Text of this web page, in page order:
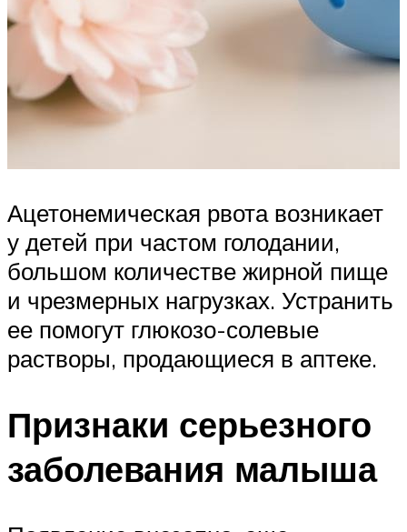
Ацетонемическая рвота возникает
у детей при частом голодании,
большом количестве жирной пище
и чрезмерных нагрузках. Устранить
ее помогут глюкозо-солевые
растворы, продающиеся в аптеке.
Признаки серьезного
заболевания малыша